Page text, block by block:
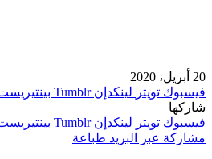
20 أبريل، 2020
فيسبوك تويتر لينكدإن
شاركها
فيسبوك تويتر لينكدإن
مشاركة عبر البريد طباعة